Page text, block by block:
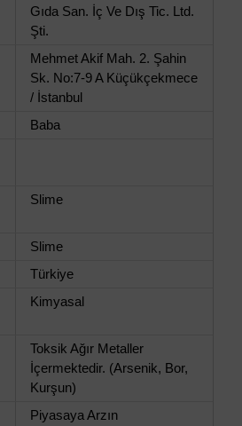
Gıda San. İç Ve Dış Tic. Ltd.
Şti.
Mehmet Akif Mah. 2. Şahin
Sk. No:7-9 A Küçükçekmece
/ İstanbul
Baba
Slime
Slime
Türkiye
Kimyasal
Toksik Ağır Metaller
İçermektedir. (Arsenik, Bor,
Kurşun)
Piyasaya Arzın